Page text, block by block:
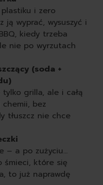
plastiku i zero
ją wyprać, wysuszyć i
kiedy trzeba
nie po wyrzutach
(soda +
grilla, ale i całą
chemii, bez
tłuszcz nie chce
– a po zużyciu…
śmieci, które się
to już naprawdę